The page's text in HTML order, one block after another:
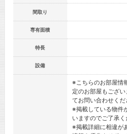
間取り
専有面積
特長
設備
※こちらのお部屋情
定のお部屋もござ
てお問い合わせくだ
※掲載している物件
いますのでご了承く
※掲載詳細に相違が